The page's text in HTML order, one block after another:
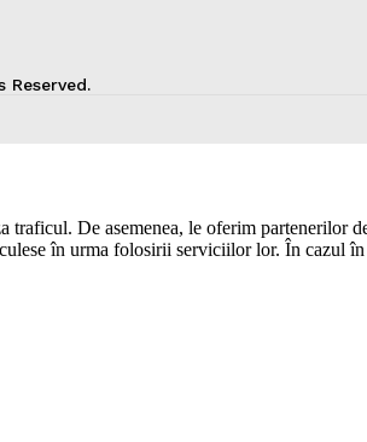
Reserved.
De asemenea, le oferim partenerilor
în urma folosirii serviciilor lor. În cazul